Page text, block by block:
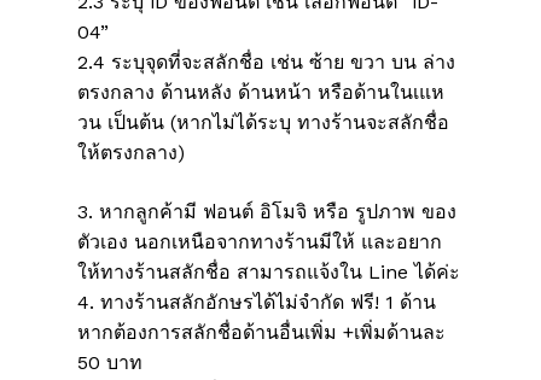
04”
2.4 ระบุจุดที่จะสลักชื่อ เช่น ซ้าย ขวา บน ล่าง
ตรงกลาง ด้านหลัง ด้านหน้า หรือด้านในเแห
วน เป็นต้น (หากไม่ได้ระบุ ทางร้านจะสลักชื่อ
ให้ตรงกลาง)
3. หากลูกค้ามี ฟอนต์ อิโมจิ หรือ รูปภาพ ของ
ตัวเอง นอกเหนือจากทางร้านมีให้ และอยาก
ให้ทางร้านสลักชื่อ สามารถแจ้งใน Line ได้ค่ะ
4. ทางร้านสลักอักษรได้ไม่จำกัด ฟรี! 1 ด้าน
หากต้องการสลักชื่อด้านอื่นเพิ่ม +เพิ่มด้านละ
50 บาท